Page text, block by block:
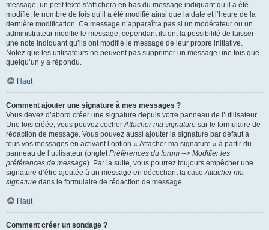
message, un petit texte s’affichera en bas du message indiquant qu’il a été
modifié, le nombre de fois qu’il a été modifié ainsi que la date et l’heure de la
dernière modification. Ce message n’apparaîtra pas si un modérateur ou un
administrateur modifie le message, cependant ils ont la possibilité de laisser
une note indiquant qu’ils ont modifié le message de leur propre initiative.
Notez que les utilisateurs ne peuvent pas supprimer un message une fois que
quelqu’un y a répondu.
Haut
Comment ajouter une signature à mes messages ?
Vous devez d’abord créer une signature depuis votre panneau de l’utilisateur.
Une fois créée, vous pouvez cocherAttacher ma signature sur le formulaire de
rédaction de message. Vous pouvez aussi ajouter la signature par défaut à
tous vos messages en activant l’option « Attacher ma signature » à partir du
panneau de l’utilisateur (ongletPréférences du forum --> Modifier les
préférences de message). Par la suite, vous pourrez toujours empêcher une
signature d’être ajoutée à un message en décochant la caseAttacher ma
signature dans le formulaire de rédaction de message.
Haut
Comment créer un sondage ?